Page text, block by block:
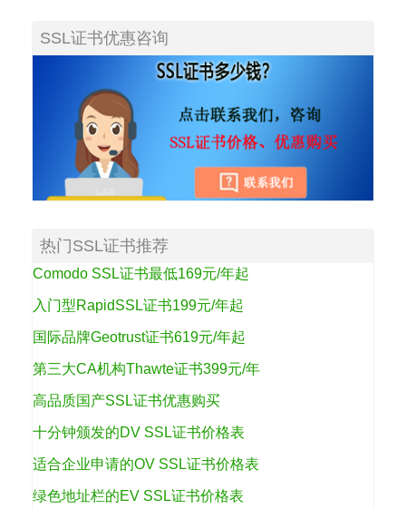
SSL证书优惠咨询
热门SSL证书推荐
Comodo SSL证书最低169元/年起
入门型RapidSSL证书199元/年起
国际品牌Geotrust证书619元/年起
第三大CA机构Thawte证书399元/年
高品质国产SSL证书优惠购买
十分钟颁发的DV SSL证书价格表
适合企业申请的OV SSL证书价格表
绿色地址栏的EV SSL证书价格表